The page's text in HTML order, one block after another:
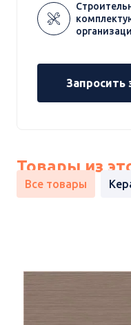
Запросить
Товары из
Все товары